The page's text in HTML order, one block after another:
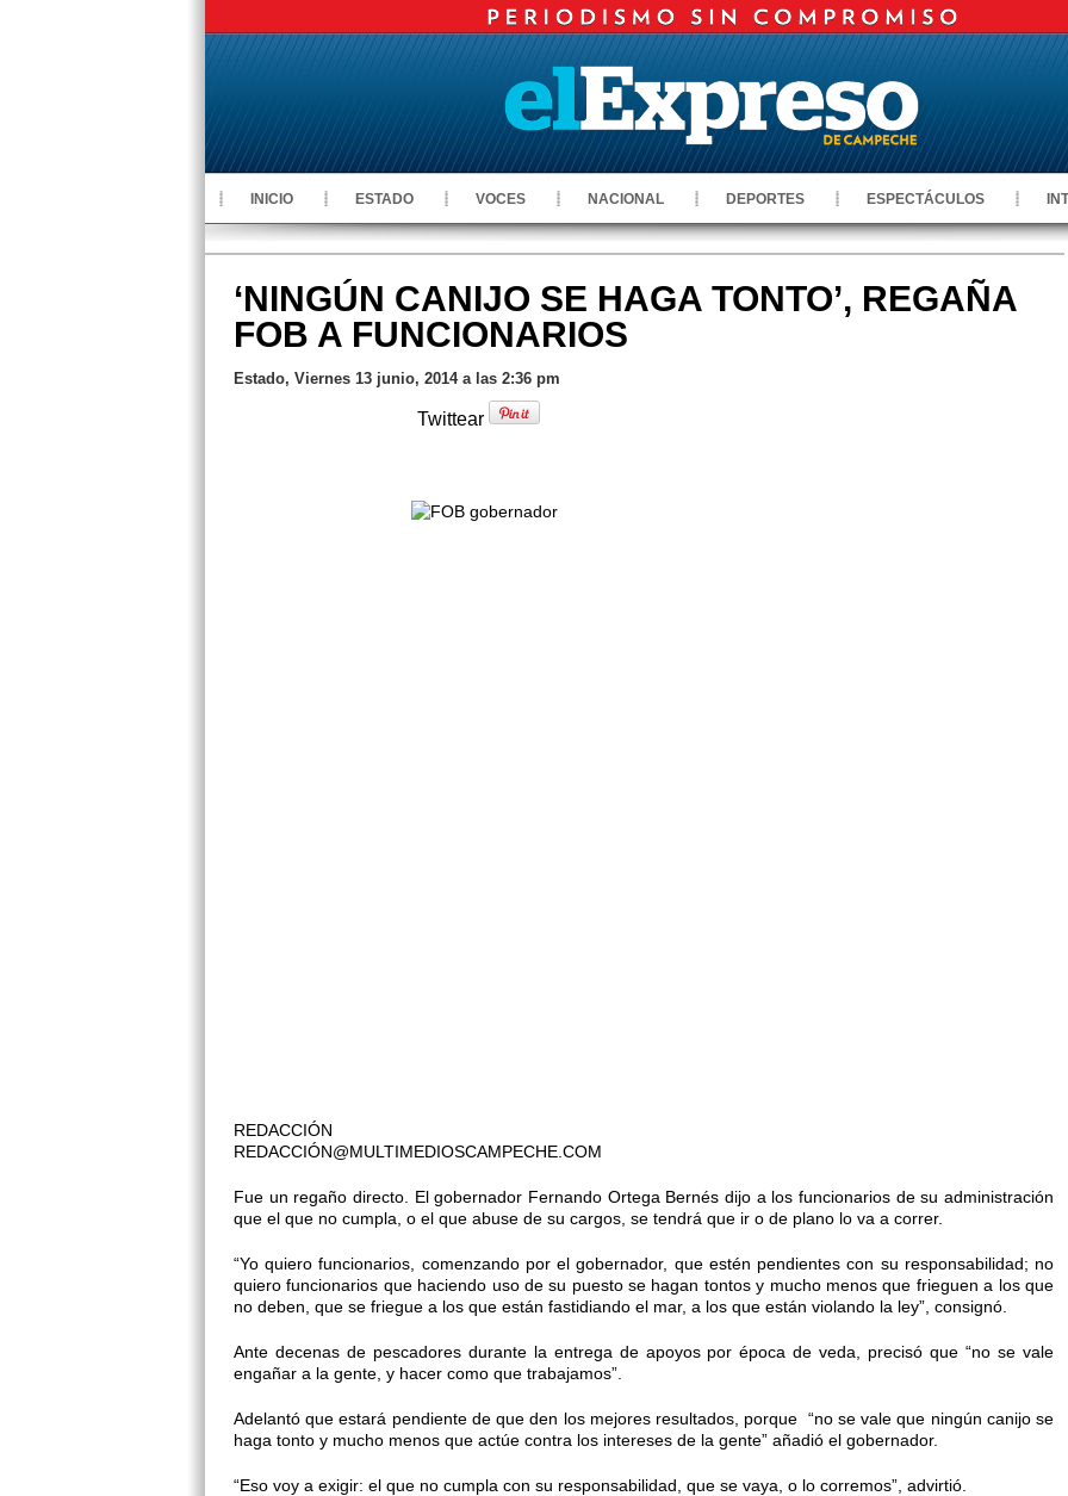
INICIO ESTADO VOCES NACIONAL DEPORTES ESPECTÁCULOS
‘NINGÚN CANIJO SE HAGA TONTO’, REGAÑA
FOB A FUNCIONARIOS
Estado, Viernes 13 junio, 2014 a las 2:36 pm
Twittear
REDACCIÓN
REDACCIÓN@MULTIMEDIOSCAMPECHE.COM
Fue un regaño directo. El gobernador Fernando Ortega Bernés dijo a los funcionarios de su administración
que el que no cumpla, o el que abuse de su cargos, se tendrá que ir o de plano lo va a correr.
“Yo quiero funcionarios, comenzando por el gobernador, que estén pendientes con su responsabilidad; no
quiero funcionarios que haciendo uso de su puesto se hagan tontos y mucho menos que frieguen a los que
no deben, que se friegue a los que están fastidiando el mar, a los que están violando la ley”, consignó.
Ante decenas de pescadores durante la entrega de apoyos por época de veda, precisó que “no se vale
engañar a la gente, y hacer como que trabajamos”.
Adelantó que estará pendiente de que den los mejores resultados, porque “no se vale que ningún canijo se
haga tonto y mucho menos que actúe contra los intereses de la gente” añadió el gobernador.
“Eso voy a exigir: el que no cumpla con su responsabilidad, que se vaya, o lo corremos”, advirtió.